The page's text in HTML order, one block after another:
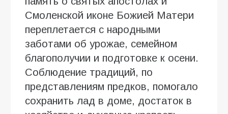
Смоленской иконе Божией Матери
переплетается с народными
заботами об урожае, семейном
благополучии и подготовке к осени.
Соблюдение традиций, по
представлениям предков, помогало
сохранить лад в доме, достаток в